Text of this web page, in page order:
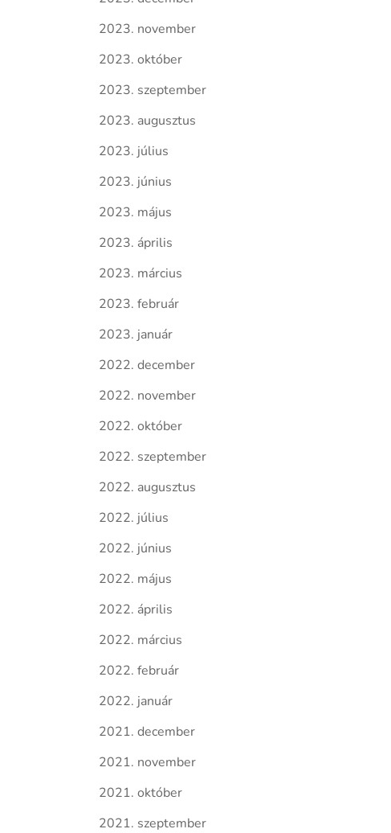
2023. november
2023. október
2023. szeptember
2023. augusztus
2023. július
2023. június
2023. május
2023. április
2023. március
2023. február
2023. január
2022. december
2022. november
2022. október
2022. szeptember
2022. augusztus
2022. július
2022. június
2022. május
2022. április
2022. március
2022. február
2022. január
2021. december
2021. november
2021. október
2021. szeptember